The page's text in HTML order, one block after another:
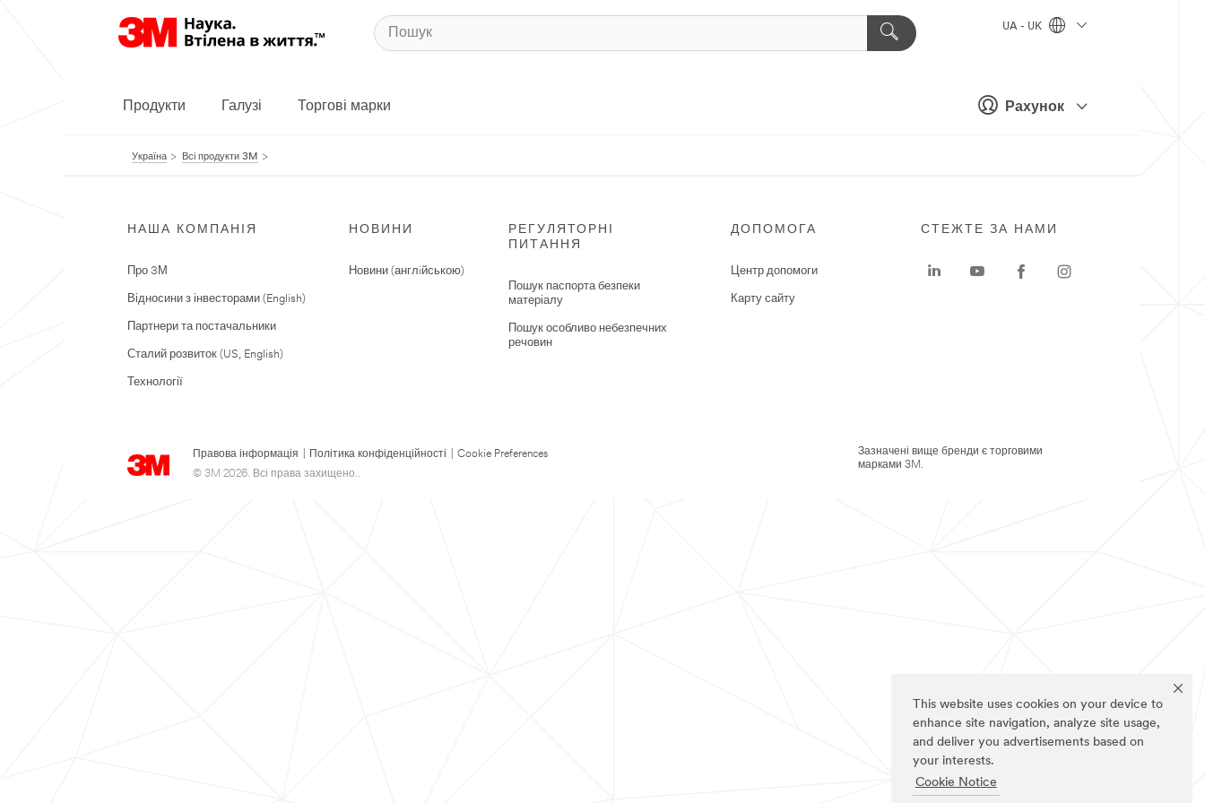
This website uses cookies on your device to
enhance site navigation, analyze site usage,
and deliver you advertisements based on
your interests.
Cookie Notice
Рахунок
UA - UK
Продукти Галузі Торгові марки
Україна Всі продукти 3M
НАША КОМПАНІЯ
Про 3М
Відносини з інвесторами (English)
Партнери та постачальники
Сталий розвиток (US, English)
Технології
НОВИНИ
Новини (англiйською)
РЕГУЛЯТОРНІ
ПИТАННЯ
Пошук паспорта безпеки
матеріалу
Пошук особливо небезпечних
речовин
ДОПОМОГА
Центр допомоги
Карту сайту
Правова інформація Політика конфіденційності
Cookie Preferences
© 3M 2026. Всі права захищено..
СТЕЖТЕ ЗА НАМИ
Зазначені вище бренди є торговими
марками 3M.